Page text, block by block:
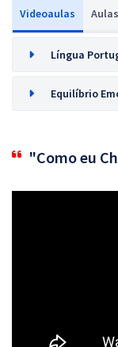
Videoaulas
Língua
Equilíbrio
"Como eu